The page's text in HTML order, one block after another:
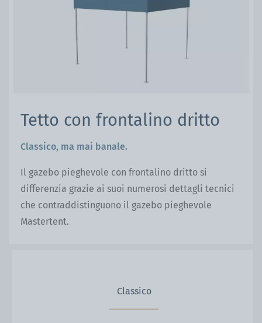
Tetto con frontalino dritto
Classico, ma mai banale.
Il gazebo pieghevole con frontalino dritto si
differenzia grazie ai suoi numerosi dettagli tecnici
che contraddistinguono il gazebo pieghevole
Mastertent.
Classico